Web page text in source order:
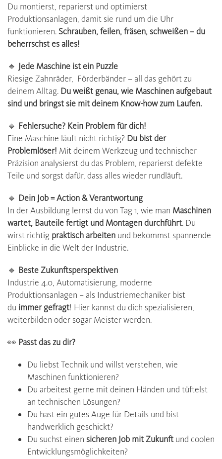
Du montierst, reparierst und optimierst
Produktionsanlagen, damit sie rund um die Uhr
funktionieren.Schrauben, feilen, fräsen, schweißen – du
beherrschst es alles!
🔹 Jede Maschine ist ein Puzzle
Riesige Zahnräder, Förderbänder – all das gehört zu
deinem Alltag. Du weißt genau, wie Maschinen aufgebaut
sind und bringst sie mit deinem Know-how zum Laufen.
🔹 Fehlersuche? Kein Problem für dich!
Eine Maschine läuft nicht richtig? Du bist der
Problemlöser! Mit deinem Werkzeug und technischer
Präzision analysierst du das Problem, reparierst defekte
Teile und sorgst dafür, dass alles wieder rundläuft.
🔹 Dein Job = Action & Verantwortung
In der Ausbildung lernst du von Tag 1, wie man Maschinen
wartet, Bauteile fertigt und Montagen durchführt. Du
wirst richtig praktisch arbeiten und bekommst spannende
Einblicke in die Welt der Industrie.
🔹 Beste Zukunftsperspektiven
Industrie 4.0, Automatisierung, moderne
Produktionsanlagen – als Industriemechaniker bist
du immer gefragt! Hier kannst du dich spezialisieren,
weiterbilden oder sogar Meister werden.
👀 Passt das zu dir?
Du liebst Technik und willst verstehen, wie
Maschinen funktionieren?
Du arbeitest gerne mit deinen Händen und tüftelst
an technischen Lösungen?
Du hast ein gutes Auge für Details und bist
handwerklich geschickt?
Du suchst einen sicheren Job mit Zukunft und coolen
Entwicklungsmöglichkeiten?